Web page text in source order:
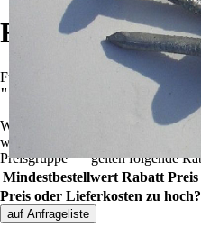
Rabatte
Für die Summe aller Artikel
""
Wenn Sie weitere Artikel dieser
wird der Rabatt automatisch
Preisgruppe""gelten folgende
Mindestbestellwert Rabatt Preis
Preis oder Lieferkosten zu hoch?
auf Anfrageliste